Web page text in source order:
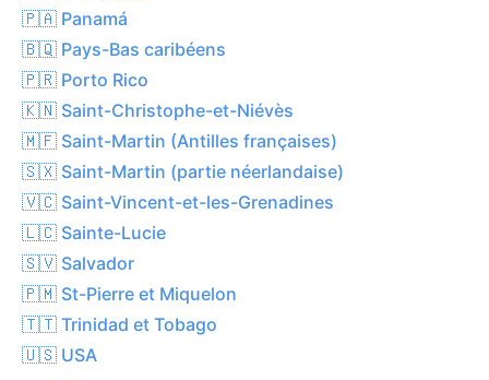
🇵🇦 Panamá
🇧🇶 Pays-Bas caribéens
🇵🇷 Porto Rico
🇰🇳 Saint-Christophe-et-Niévès
🇲🇫 Saint-Martin (Antilles françaises)
🇸🇽 Saint-Martin (partie néerlandaise)
🇻🇨 Saint-Vincent-et-les-Grenadines
🇱🇨 Sainte-Lucie
🇸🇻 Salvador
🇵🇲 St-Pierre et Miquelon
🇹🇹 Trinidad et Tobago
🇺🇸 USA